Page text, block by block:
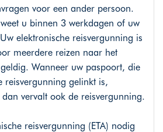
voor een ander persoon.
u binnen 3 werkdagen of uw
elektronische reisvergunning is
meerdere reizen naar het
Wanneer uw paspoort, die
reisvergunning gelinkt is,
vervalt ook de reisvergunning.
reisvergunning (ETA) nodig